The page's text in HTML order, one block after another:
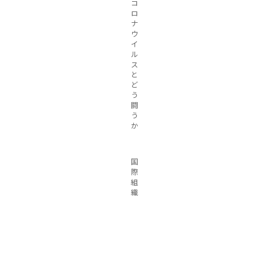
コ
ロ
ナ
ウ
イ
ル
ス
と
ど
う
闘
う
か
国
際
組
織